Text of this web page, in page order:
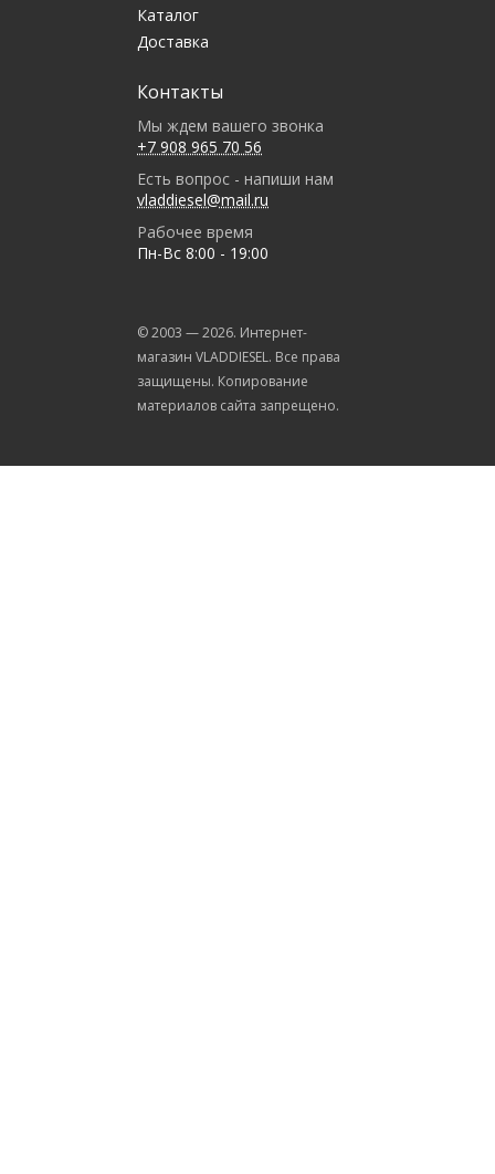
Каталог
Доставка
Контакты
Мы ждем вашего звонка
+7 908 965 70 56
Есть вопрос - напиши нам
vladdiesel@mail.ru
Рабочее время
Пн-Вс 8:00 - 19:00
© 2003 —2026. Интернет-
магазин VLADDIESEL. Все права
защищены. Копирование
материалов сайта запрещено.